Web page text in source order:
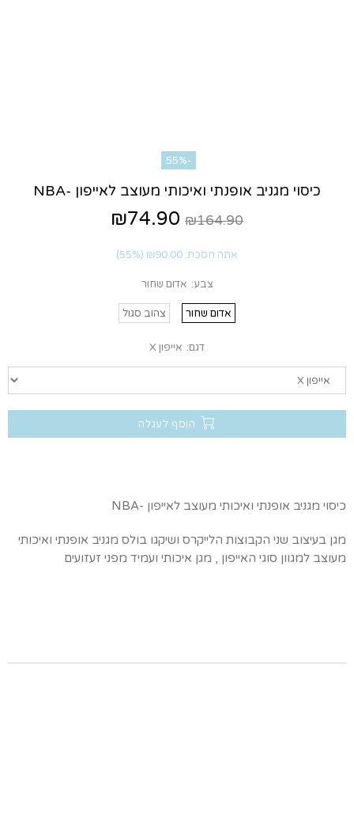
-55%
כיסוי מגניב אופנתי ואיכותי מעוצב לאייפון -NBA
₪164.90
₪74.90
אתה חסכת: ₪90.00
(55%)
צבע: אדום שחור
אדום שחור צהוב סגול
דגם: אייפון X
הוסף לעגלה
כיסוי מגניב אופנתי ואיכותי מעוצב לאייפון -NBA
מגן בעיצוב שני הקבוצות הלייקרס ושיקגו בולס מגניב אופנתי ואיכותי
מעוצב למגוון סוגי האייפון , מגן איכותי ועמיד מפני זעזועים